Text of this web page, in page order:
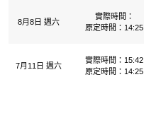
8月8日 週六
實際時間：
原定時間：14:25
7月11日 週六
實際時間：15:42
原定時間：14:25